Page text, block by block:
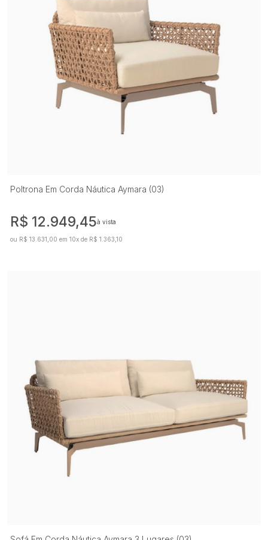
Poltrona Em Corda Náutica Aymara (03)
R$ 12.949,45à vista
ou R$ 13.631,00 em 10x de R$ 1.363,10